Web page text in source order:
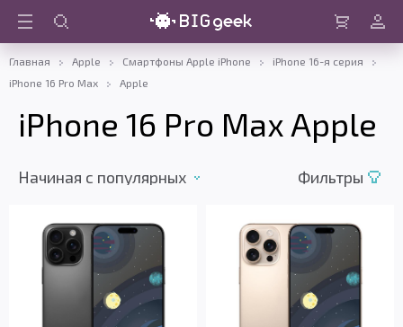
Войти
Главная Apple Смартфоны Apple iPhone
iPhone 16-я серия
iPhone 16 Pro Max
Apple
iPhone 16 Pro Max Apple
Начиная c популярных Фильтры